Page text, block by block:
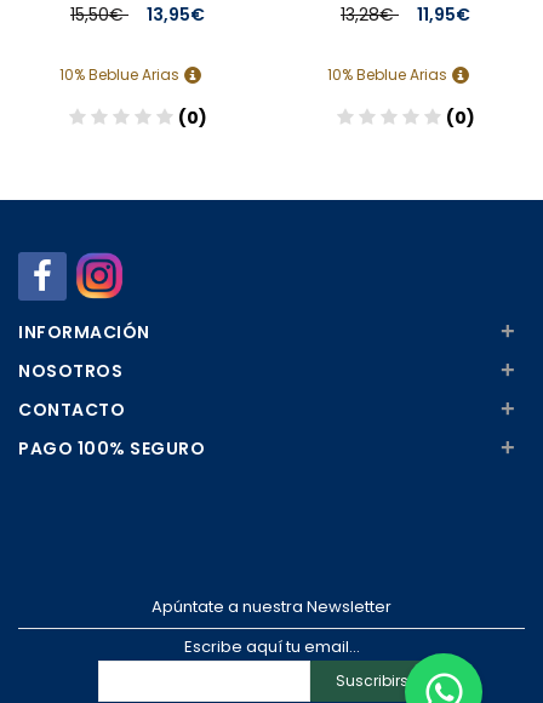
15,50€ 13,95€
10% Beblue Arias
(0)
13,28€ 11,95€
10% Beblue Arias
(0)
INFORMACIÓN +
NOSOTROS +
CONTACTO +
PAGO 100% SEGURO +
Apúntate a nuestra Newsletter
Escribe aquí tu email...
Suscribirse